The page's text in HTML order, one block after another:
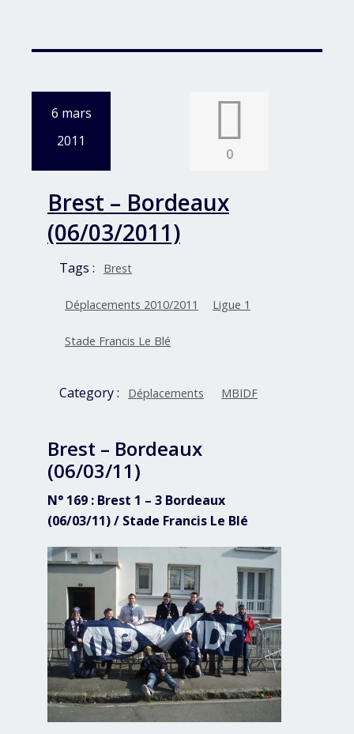
6 mars
2011
0
Brest – Bordeaux
(06/03/2011)
Tags : Brest
Déplacements 2010/2011 Ligue 1
Stade Francis Le Blé
Category : Déplacements MBIDF
Brest – Bordeaux
(06/03/11)
N° 169 : Brest 1 – 3 Bordeaux
(06/03/11) / Stade Francis Le Blé